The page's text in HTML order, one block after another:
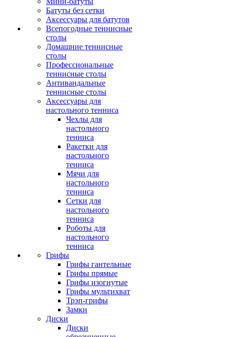
Батуты без сетки
Аксессуары для батутов
Всепогодные теннисные
столы
Домашние теннисные
столы
Профессиональные
теннисные столы
Антивандальные
теннисные столы
Аксессуары для
настольного тенниса
Чехлы для
настольного
тенниса
Ракетки для
настольного
тенниса
Мячи для
настольного
тенниса
Сетки для
настольного
тенниса
Роботы для
настольного
тенниса
Грифы
Грифы гантельные
Грифы прямые
Грифы изогнутые
Грифы мультихват
Трэп-грифы
Замки
Диски
Диски